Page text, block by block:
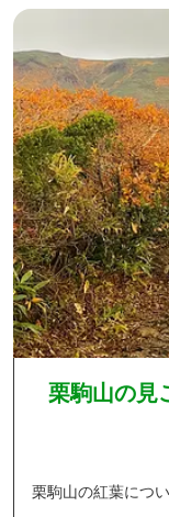
栗駒山の見
栗駒山の紅葉につ